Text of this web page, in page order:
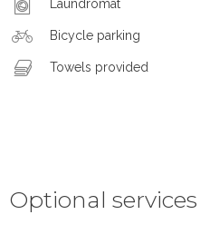
Laundromat
Bicycle parking
Towels provided
Optional services